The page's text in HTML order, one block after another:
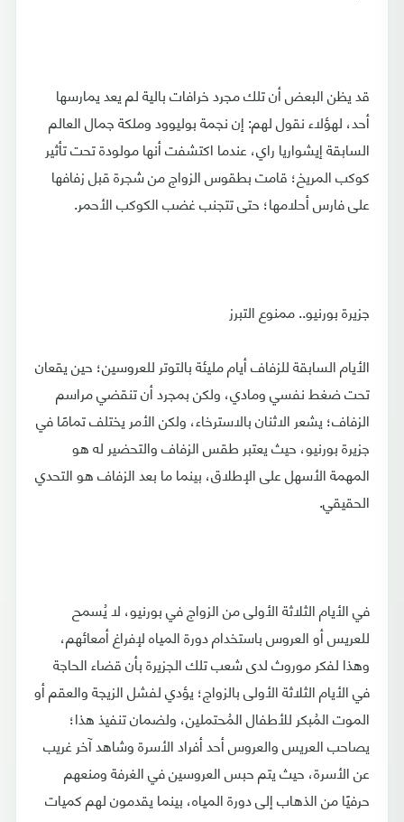
قد يظن البعض أن تلك مجرد خرافات بالية لم يعد يمارسها
أحد، لهؤلاء نقول لهم: إن نجمة بوليوود وملكة جمال العالم
السابقة إيشواريا راي، عندما اكتشفت أنها مولودة تحت تأثير
كوكب المريخ؛ قامت بطقوس الزواج من شجرة قبل زفافها
على فارس أحلامها؛ حتى تتجنب غضب الكوكب الأحمر.
جزيرة بورنيو.. ممنوع التبرز
الأيام السابقة للزفاف أيام مليئة بالتوتر للعروسين؛ حين يقعان
تحت ضغط نفسي ومادي، ولكن بمجرد أن تنقضي مراسم
الزفاف؛ يشعر الاثنان بالاسترخاء، ولكن الأمر يختلف تمامًا في
جزيرة بورنيو، حيث يعتبر طقس الزفاف والتحضير له هو
المهمة الأسهل على الإطلاق، بينما ما بعد الزفاف هو التحدي
الحقيقي.
في الأيام الثلاثة الأولى من الزواج في بورنيو، لا يُسمح
للعريس أو العروس باستخدام دورة المياه لإفراغ أمعائهم،
وهذا لفكر موروث لدى شعب تلك الجزيرة بأن قضاء الحاجة
في الأيام الثلاثة الأولى بالزواج؛ يؤدي لفشل الزيجة والعقم أو
الموت المُبكر للأطفال المُحتملين، ولضمان تنفيذ هذا؛
يصاحب العريس والعروس أحد أفراد الأسرة وشاهد آخر غريب
عن الأسرة، حيث يتم حبس العروسين في الغرفة ومنعهم
حرفيًا من الذهاب إلى دورة المياه، بينما يقدمون لهم كميات